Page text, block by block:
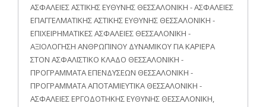
ΑΣΦΑΛΕΙΕΣ ΑΣΤΙΚΗΣ ΕΥΘΥΝΗΣ ΘΕΣΣΑΛΟΝΙΚΗ - ΑΣΦΑΛΕΙΕΣ
ΕΠΑΓΓΕΛΜΑΤΙΚΗΣ ΑΣΤΙΚΗΣ ΕΥΘΥΝΗΣ ΘΕΣΣΑΛΟΝΙΚΗ -
ΕΠΙΧΕΙΡΗΜΑΤΙΚΕΣ ΑΣΦΑΛΕΙΕΣ ΘΕΣΣΑΛΟΝΙΚΗ -
ΑΞΙΟΛΟΓΗΣΗ ΑΝΘΡΩΠΙΝΟΥ ΔΥΝΑΜΙΚΟΥ ΓΙΑ ΚΑΡΙΕΡΑ
ΣΤΟΝ ΑΣΦΑΛΙΣΤΙΚΟ ΚΛΑΔΟ ΘΕΣΣΑΛΟΝΙΚΗ -
ΠΡΟΓΡΑΜΜΑΤΑ ΕΠΕΝΔΥΣΕΩΝ ΘΕΣΣΑΛΟΝΙΚΗ -
ΠΡΟΓΡΑΜΜΑΤΑ ΑΠΟΤΑΜΙΕΥΤΙΚΑ ΘΕΣΣΑΛΟΝΙΚΗ -
ΑΣΦΑΛΕΙΕΣ ΕΡΓΟΔΟΤΗΚΗΣ ΕΥΘΥΝΗΣ ΘΕΣΣΑΛΟΝΙΚΗ,